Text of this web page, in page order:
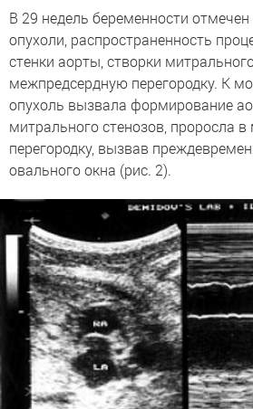
В 29 недель беременности
опухоли, распространенность
стенки аорты, створки
межпредсердную перегородку. К
опухоль вызвала формирование
митрального стенозов, проросла
перегородку, вызвав
овального окна (рис. 2).